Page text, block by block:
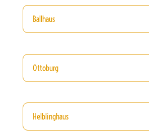
Ballhaus
Ottoburg
Helblinghaus